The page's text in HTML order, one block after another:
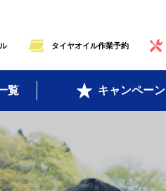
タイヤオイル作業予約
覧 キャンペーン